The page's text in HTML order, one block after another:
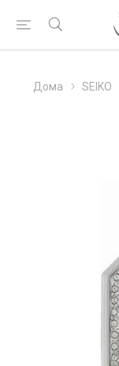
Дома SEIKO